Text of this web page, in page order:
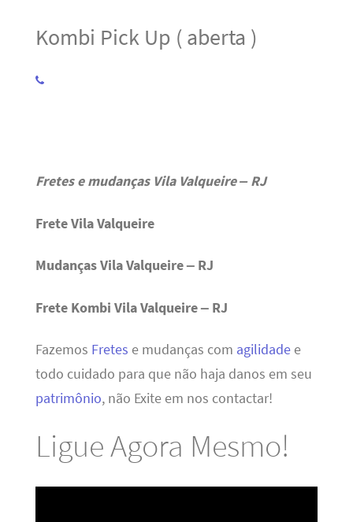
Kombi Pick Up ( aberta )
Fretes e mudanças Vila Valqueire – RJ
Frete Vila Valqueire
Mudanças Vila Valqueire – RJ
Frete Kombi Vila Valqueire – RJ
Fazemos Fretes e mudanças com agilidadee
todo cuidado para que não haja danos em seu
patrimônio, não Exite em nos contactar!
Ligue Agora Mesmo!